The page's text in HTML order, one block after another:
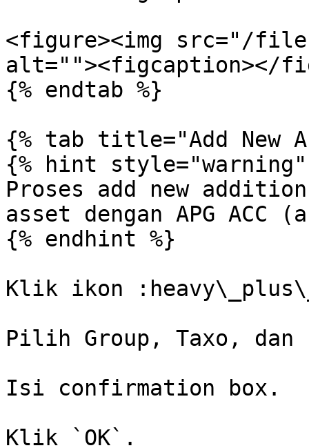
<figure><img src="/files/
alt=""><figcaption></
{% endtab %}
{% tab title="Add New
{% hint style="warning"
Proses add new
asset dengan APG ACC
{% endhint %}
Klik ikon
Pilih Group, Taxo, dan
Isi confirmation box.
Klik `OK`.